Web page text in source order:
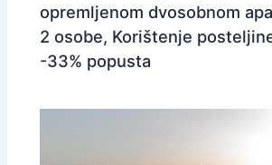
opremljenom dvosobnom
2 osobe, Korištenje
-33% popusta